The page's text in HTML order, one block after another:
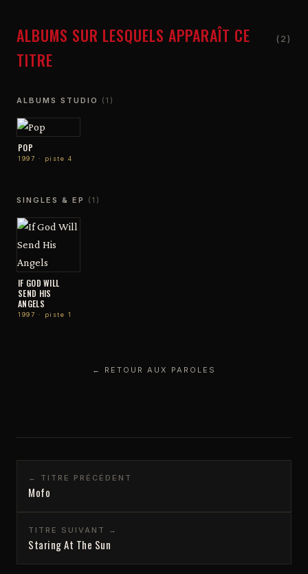
ALBUMS SUR LESQUELS APPARAÎT CE
TITRE
(2)
ALBUMS STUDIO (1)
POP
1997 · piste 4
SINGLES & EP (1)
IF GOD WILL
SEND HIS
ANGELS
1997 · piste 1
← RETOUR AUX PAROLES
← TITRE PRÉCÉDENT
Mofo
TITRE SUIVANT →
Staring At The Sun